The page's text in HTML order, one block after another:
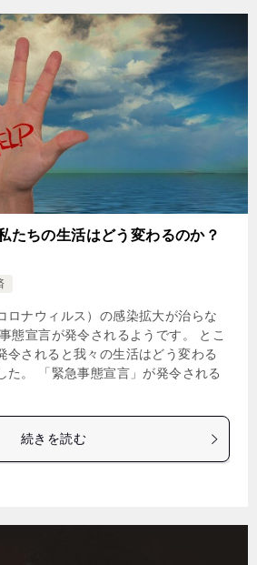
たちの生活はどう変わるのか？
ロナウィルス）の感染拡大が治らな
態宣言が発令されるようです。 とこ
令されると我々の生活はどう変わる
た。 「緊急事態宣言」が発令される
続きを読む